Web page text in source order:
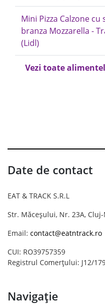
Mini Pizza Calzone
branza Mozzarella -
(Lidl)
Vezi toate
Date de contact
EAT & TRACK S.R.L
Str. Măceșului, Nr. 23A,
Email: contact@eatntrack.ro
CUI: RO39757359
Registrul Comerțului: J12/
Navigație